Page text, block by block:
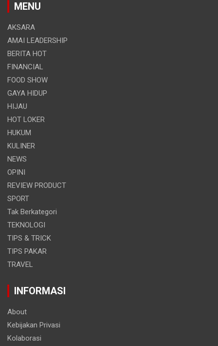
MENU
AKSARA
AMAI LEADERSHIP
BERITA HOT
FINANCIAL
FOOD SHOW
GAYA HIDUP
HIJAU
HOT LOKER
HUKUM
KULINER
NEWS
OPINI
REVIEW PRODUCT
SPORT
Tak Berkategori
TEKNOLOGI
TIPS & TRICK
TIPS PAKAR
TRAVEL
INFORMASI
About
Kebijakan Privasi
Kolaborasi